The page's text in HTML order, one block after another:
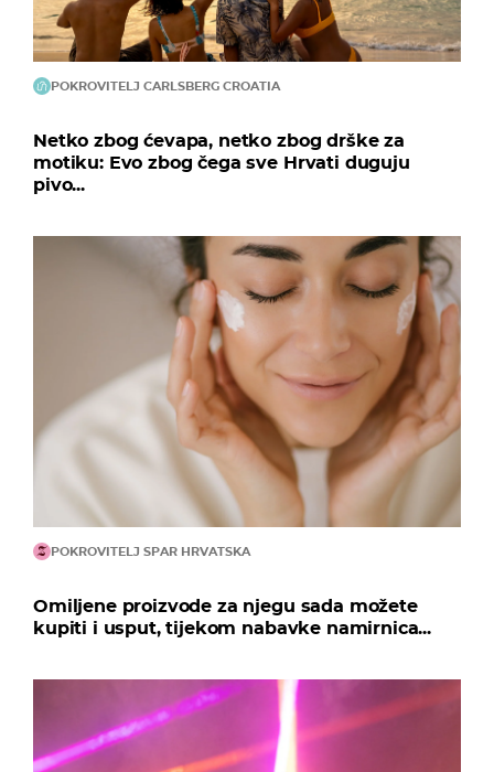
POKROVITELJ CARLSBERG CROATIA
Netko zbog ćevapa, netko zbog drške za
motiku: Evo zbog čega sve Hrvati duguju
pivo...
POKROVITELJ SPAR HRVATSKA
Omiljene proizvode za njegu sada možete
kupiti i usput, tijekom nabavke namirnica...